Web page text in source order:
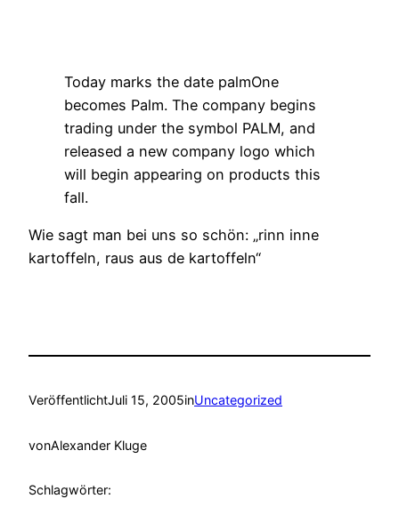
Today marks the date palmOne
becomes Palm. The company begins
trading under the symbol PALM, and
released a new company logo which
will begin appearing on products this
fall.
Wie sagt man bei uns so schön: „rinn inne
kartoffeln, raus aus de kartoffeln“
VeröffentlichtJuli 15, 2005inUncategorized
vonAlexander Kluge
Schlagwörter: